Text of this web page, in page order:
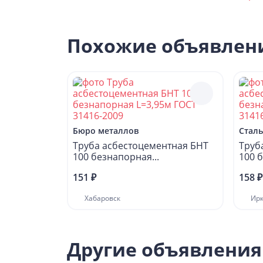
Похожие
Бюро металлов
Труба асбестоцементная БНТ
100 безнапорная...
151 ₽
Хабаровск
100
158 ₽
Другие